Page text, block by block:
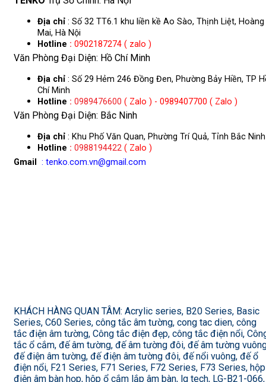
Địa chỉ : Số 32 TT6.1 khu liền kề Ao Sào, Thịnh Liệt, Hoàng
Mai, Hà Nội
Hotline : 0902187274 ( zalo )
Văn Phòng Đại Diện: Hồ Chí Minh
Địa chỉ : Số 29 Hẻm 246 Đồng Đen, Phường Bảy Hiền, TP
Chí Minh
Hotline : 0989476600 ( Zalo ) - 0989407700 ( Zalo )
Văn Phòng Đại Diện: Bắc Ninh
Địa chỉ : Khu Phố Văn Quan, Phường Trí Quả, Tỉnh Bắc Ninh
Hotline : 0988194422 ( Zalo )
Gmail : tenko.com.vn@gmail.com
KHÁCH HÀNG QUAN TÂM: Acrylic series, B20 Series, Basic
Series, C60 Series, công tắc âm tường, cong tac dien, công
tắc điện âm tường, Công tắc điện đẹp, công tắc điện nổi,
tắc ổ cắm, đế âm tường, đế âm tường đôi, đế âm tường
đế điện âm tường, đế điện âm tường đôi, đế nổi vuông, đế ổ
điện nổi, F21 Series, F71 Series, F72 Series, F73 Series, hộp
điện âm bàn họp, hộp ổ cắm lắp âm bàn, lg tech, LG-B21-066,